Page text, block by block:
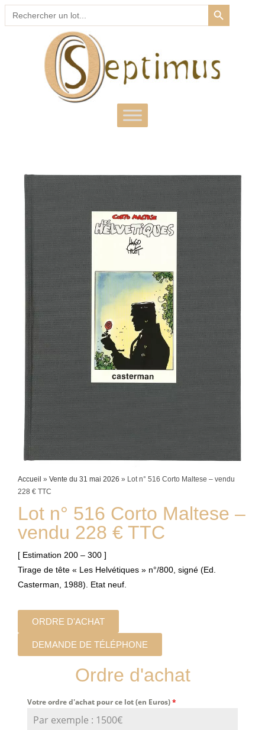
Search
for:
SEARCH BUTTON
Accueil » Vente du 31 mai 2026 » Lot n° 516 Corto Maltese – vendu
228 € TTC
Lot n° 516 Corto Maltese –
vendu 228 € TTC
[ Estimation 200 – 300 ]
Tirage de tête « Les Helvétiques » n°/800, signé (Ed.
Casterman, 1988). Etat neuf.
ORDRE D'ACHAT
DEMANDE DE TÉLÉPHONE
Ordre d'achat
Votre ordre d'achat pour ce lot (en Euros)*